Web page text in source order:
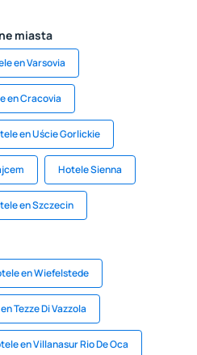
miasta
en Varsovia
en Cracovia
en Uście Gorlickie
Hotele Sienna
en Szczecin
en Wiefelstede
Tezze Di Vazzola
en Villanasur Rio De Oca